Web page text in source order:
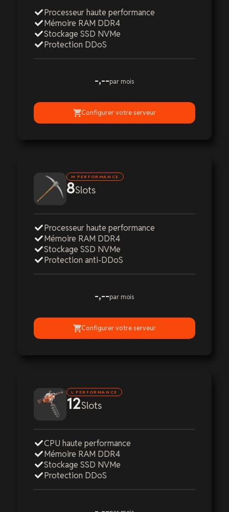
Processeur haute performance
Mémoire RAM DDR4
Stockage SSD NVMe
Protection DDoS
-,--par mois
Configurer votre serveur
M PERFORMANCE
8Slots
Processeur haute performance
Mémoire RAM DDR4
Stockage SSD NVMe
Protection anti-DDoS
-,--par mois
Configurer votre serveur
L PERFORMANCE
12Slots
CPU haute performance
Mémoire RAM DDR4
Stockage SSD NVMe
Protection DDoS